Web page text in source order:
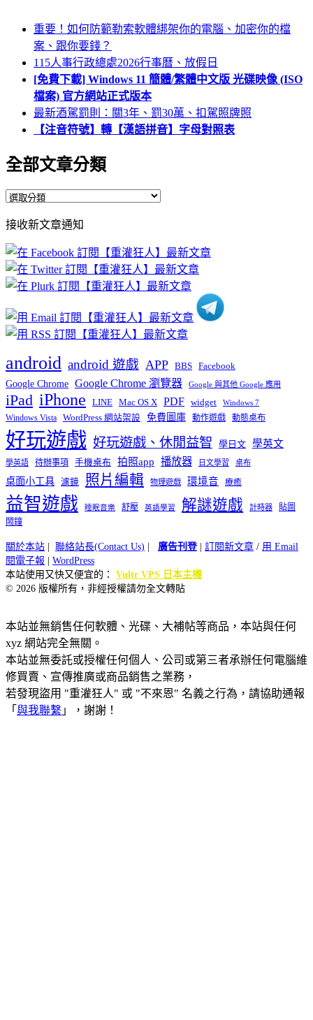
重要！如何防範勒索軟體綁架你的電腦、加密你的檔
案、跟你要錢？
115人事行政總處2026行事曆、放假日
[免費下載] Windows 11 簡體/繁體中文版 光碟映像 (ISO
檔案) 官方網站正式版本
最新酒駕罰則：關3年、罰30萬、扣駕照牌照
【注音符號】轉【漢語拼音】字母對照表
全部文章分類
全
文
章
分
類
接收新文章通知
android android 遊戲 APP BBS Facebook
Google Chrome Google Chrome 瀏覽器 Google 與其他 Google 應用
iPad iPhone LINE Mac OS X PDF widget Windows 7
Windows Vista WordPress 網站架設 免費圖庫 動作遊戲 動態桌布
好玩遊戲 好玩遊戲、休閒益智 學日文 學英文
學英語 待辦事項 手機桌布 拍照app 播放器 日文學習 桌布
桌面小工具 濾鏡 照片編輯 物理遊戲 環境音 療癒
益智遊戲 睡眠音樂 舒壓 英語學習 解謎遊戲 計時器
貼圖
鬧鐘
關於本站 聯絡站長(Contact Us) 廣告刊登| 訂閱新文章 / 用 Email
閱電子報
WordPress
本站使用又快又便宜的： Vultr VPS 日本主機
© 2026 版權所有，非經授權請勿全文轉貼
本站並無銷售任何軟體、光碟、大補帖等商品，本站與任何
xyz 網站完全無關。
本站並無委託或授權任何個人、公司或第三者承辦任何電腦維
修買賣、宣傳推廣或商品銷售之業務，
若發現盜用 "重灌狂人" 或 "不來恩" 名義之行為，請協助通報
「 與我聯繫 」，謝謝！